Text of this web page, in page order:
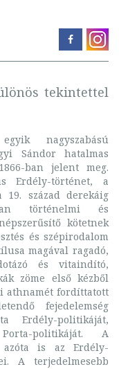
tekintettel
nagyszabású
Sándor hatalmas
ban jelent meg.
Erdély-történet, a
század derekáig
történelmi és
kötetnek
és szépirodalom
magával ragadó,
és vitaindító,
zöme első kézből
athnamét fordíttatott
fejedelemség
Erdély-politikáját,
politikáját. A
azóta is az Erdély-
A terjedelmesebb